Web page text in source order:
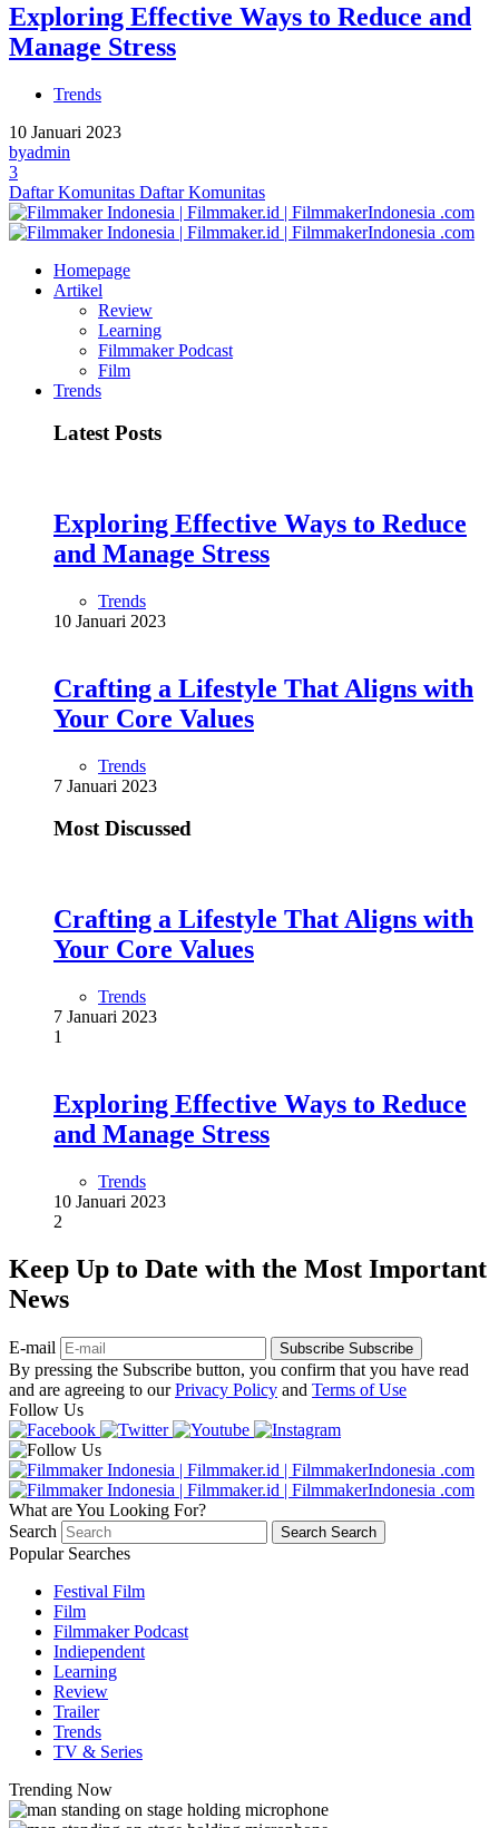
Exploring Effective Ways to Reduce and
Manage Stress
Trends
10 Januari 2023
byadmin
3
Daftar Komunitas Daftar Komunitas
Homepage
Artikel
Review
Learning
Filmmaker Podcast
Film
Trends
Latest Posts
Exploring Effective Ways to Reduce
and Manage Stress
Trends
10 Januari 2023
Crafting a Lifestyle That Aligns with
Your Core Values
Trends
7 Januari 2023
Most Discussed
Crafting a Lifestyle That Aligns with
Your Core Values
Trends
7 Januari 2023
1
Exploring Effective Ways to Reduce
and Manage Stress
Trends
10 Januari 2023
2
Keep Up to Date with the Most Important
News
E-mail Subscribe Subscribe
By pressing the Subscribe button, you confirm that you have read
and are agreeing to ourPrivacy Policy and Terms of Use
Follow Us
What are You Looking For?
Search
Search Search
Popular Searches
Festival Film
Film
Filmmaker Podcast
Indiependent
Learning
Review
Trailer
Trends
TV & Series
Trending Now